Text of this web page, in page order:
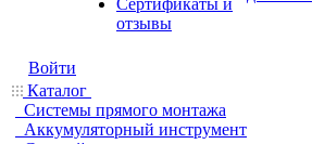
Cертификаты и
отзывы
Войти
Каталог
Системы прямого монтажа
Аккумуляторный инструмент